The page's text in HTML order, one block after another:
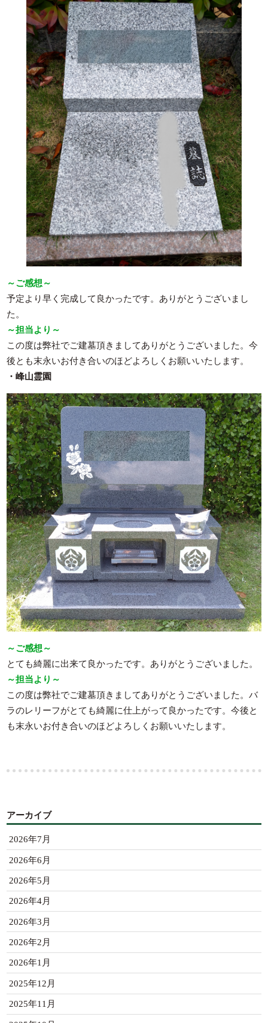
～ご感想～
予定より早く完成して良かったです。ありがとうございまし
た。
～担当より～
この度は弊社でご建墓頂きましてありがとうございました。今
後とも末永いお付き合いのほどよろしくお願いいたします。
・峰山霊園
～ご感想～
とても綺麗に出来て良かったです。ありがとうございました。
～担当より～
この度は弊社でご建墓頂きましてありがとうございました。バ
ラのレリーフがとても綺麗に仕上がって良かったです。今後と
も末永いお付き合いのほどよろしくお願いいたします。
アーカイブ
2026年7月
2026年6月
2026年5月
2026年4月
2026年3月
2026年2月
2026年1月
2025年12月
2025年11月